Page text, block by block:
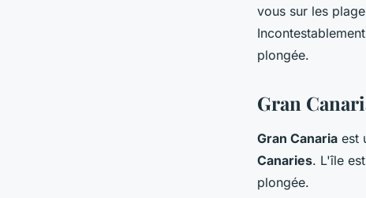
vous sur les
plongée.
Gran
Gran Canaria est
Canaries. L'île
plongée.